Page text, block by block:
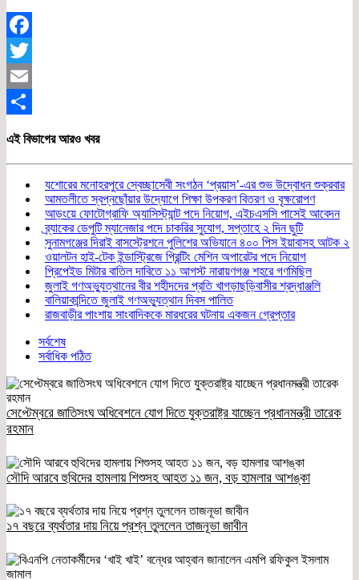
Facebook
Twitter
Email
এই বিভাগের আরও খবর
যশোরের মনোহরপুরে স্বেচ্ছাসেবী সংগঠন ‘প্রয়াস’-এর শুভ উদ্বোধন শুক্রবার
আমতলীতে স্বপ্নছোঁয়ার উদ্যোগে শিক্ষা উপকরণ বিতরণ ও বৃক্ষরোপণ
আড়ংয়ে ফোটোগ্রাফি অ্যাসিস্ট্যান্ট পদে নিয়োগ, এইচএসসি পাসেই আবেদন
ব্র্যাকের ডেপুটি ম্যানেজার পদে চাকরির সুযোগ, সপ্তাহে ২ দিন ছুটি
সুনামগঞ্জের দিরাই বাসস্ট্রেশনে পুলিশের অভিযানে ৪০০ পিস ইয়াবাসহ আটক ২
ওয়ালটন হাই-টেক ইন্ডাস্ট্রিজে প্রিন্টিং মেশিন অপারেটর পদে নিয়োগ
প্রিপেইড মিটার বাতিল দাবিতে ১১ আগস্ট নারায়ণগঞ্জ শহরে গণমিছিল
জুলাই গণঅভ্যুত্থানের বীর শহীদদের প্রতি খাগড়াছড়িবাসীর শ্রদ্ধাঞ্জলি
বালিয়াকান্দিতে জুলাই গণঅভ্যুত্থান দিবস পালিত
রাজবাড়ীর পাংশায় সাংবাদিককে মারধরের ঘটনায় একজন গ্রেপ্তার
সর্বশেষ
সর্বাধিক পঠিত
সেপ্টেম্বরে জাতিসংঘ অধিবেশনে যোগ দিতে যুক্তরাষ্ট্র যাচ্ছেন প্রধানমন্ত্রী তারেক
রহমান
সৌদি আরবে হুথিদের হামলায় শিশুসহ আহত ১১ জন, বড় হামলার আশঙ্কা
১৭ বছরে ব্যর্থতার দায় নিয়ে প্রশ্ন তুললেন তাজনূভা জাবীন